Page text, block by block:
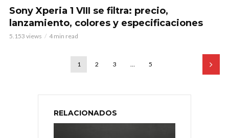
Sony Xperia 1 VIII se filtra: precio,
lanzamiento, colores y especificaciones
5.153 views 4 min read
1 2 3 … 5
RELACIONADOS